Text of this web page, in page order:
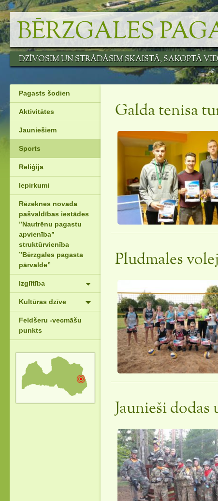
Skip
content
BĒRZGALES
DZĪVOSIM UN STRĀDĀSIM SKAISTĀ, SAKOPTĀ
Pagasts šodien
Aktivitātes
Jauniešiem
Sports
Reliģija
Iepirkumi
Rēzeknes novada
pašvaldības iestādes
”Nautrēnu pagastu
apvienība”
struktūrvienība
”Bērzgales pagasta
pārvalde”
Izglītība
Kultūras dzīve
Feldšeru -vecmāšu
punkts
Galda tenisa
Pludmales
Jaunieši